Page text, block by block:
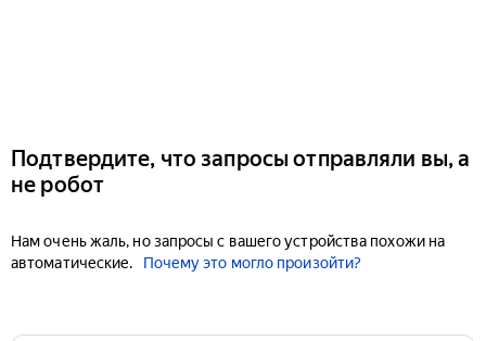
Подтвердите, что запросы отправляли вы, а
не робот
Нам очень жаль, но запросы с вашего устройства похожи на
автоматические.
Почему это могло произойти?